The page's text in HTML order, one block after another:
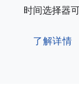
时间选择器
了解详情